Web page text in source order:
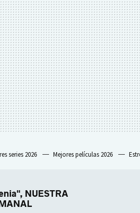
series 2026 Mejores películas 2026
NUESTRA